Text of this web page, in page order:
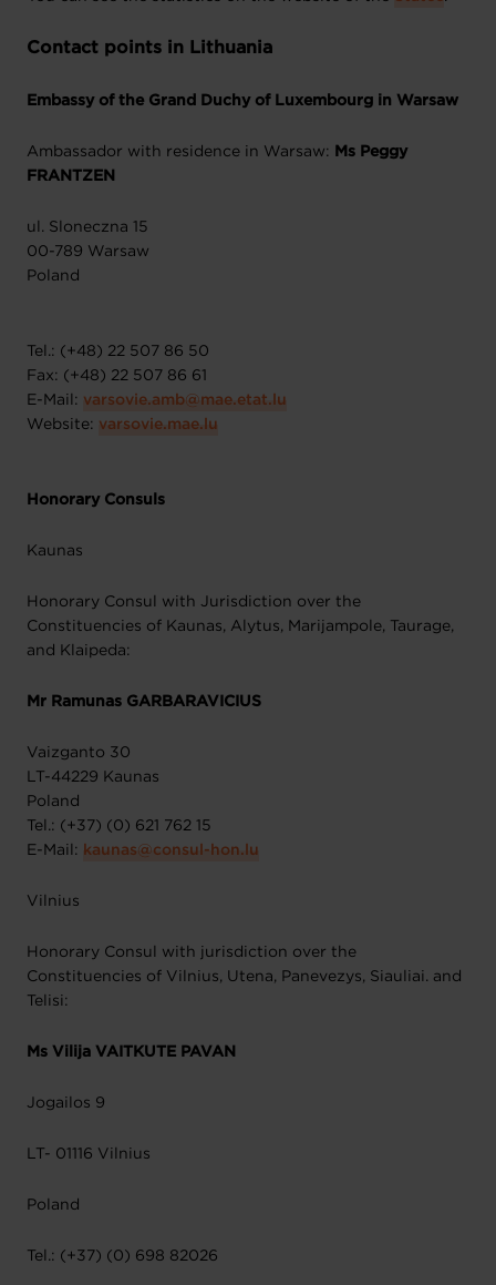
Contact points in Lithuania
Embassy of the Grand Duchy of Luxembourg in Warsaw
Ambassador with residence in Warsaw:
Ms Peggy
FRANTZEN
ul. Sloneczna 15
00-789 Warsaw
Poland
Tel.: (+48) 22 507 86 50
Fax: (+48) 22 507 86 61
E-Mail: varsovie.amb@mae.etat.lu
Website: varsovie.mae.lu
Honorary Consuls
Kaunas
Honorary Consul with Jurisdiction over the
Constituencies of Kaunas, Alytus, Marijampole, Taurage,
and Klaipeda:
Mr Ramunas GARBARAVICIUS
Vaizganto 30
LT-44229 Kaunas
Poland
Tel.: (+37) (0) 621 762 15
E-Mail:
kaunas@consul-hon.lu
Vilnius
Honorary Consul with jurisdiction over the
Constituencies of Vilnius, Utena, Panevezys, Siauliai. and
Telisi:
Ms Vilija VAITKUTE PAVAN
Jogailos 9
LT- 01116 Vilnius
Poland
Tel.: (+37) (0) 698 82026